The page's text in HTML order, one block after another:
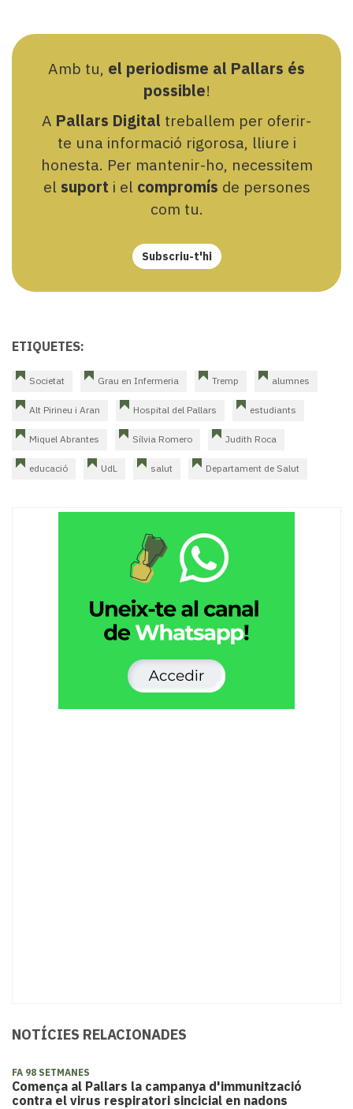
Amb tu, el periodisme al Pallars és
possible!
A Pallars Digital treballem per oferir-
te una informació rigorosa, lliure i
honesta. Per mantenir-ho, necessitem
el suport i el compromís de persones
com tu.
Subscriu-t'hi
ETIQUETES:
Societat Grau en Infermeria Tremp alumnes
Alt Pirineu i Aran Hospital del Pallars estudiants
Miquel Abrantes Sílvia Romero Judith Roca
educació UdL salut Departament de Salut
NOTÍCIES RELACIONADES
FA 98 SETMANES
Comença al Pallars la campanya d'immunització
contra el virus respiratori sincicial en nadons